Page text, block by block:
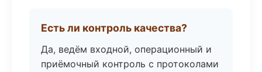
Есть ли контроль качества?
Да, ведём входной, операционный и
приёмочный контроль с протоколами